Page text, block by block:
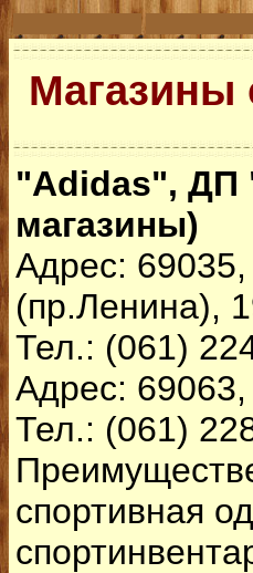
Магазины
"Adidas", ДП
магазины)
Адрес:
(пр.Ленина),
Тел.: (061)
Адрес: 69063,
Тел.: (061)
спортивная